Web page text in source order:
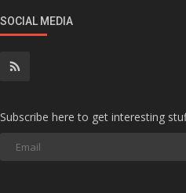
SOCIAL MEDIA
Subscribe here to get interesting